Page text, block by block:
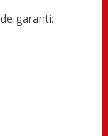
garanti: